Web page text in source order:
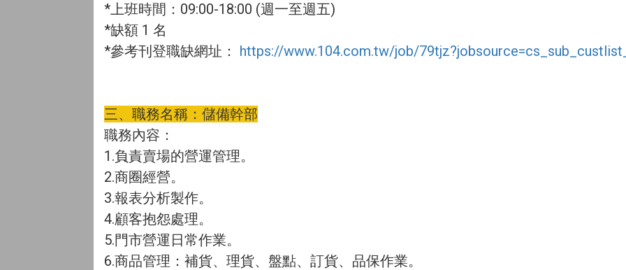
*上班時間：09:00-18:00 (週一至週五)
*缺額 1 名
*參考刊登職缺網址： https://www.104.com.tw/job/
三、職務名稱：儲備幹部
職務內容：
1.負責賣場的營運管理。
2.商圈經營。
3.報表分析製作。
4.顧客抱怨處理。
5.門市營運日常作業。
6.商品管理：補貨、理貨、盤點、訂貨、品保作業。